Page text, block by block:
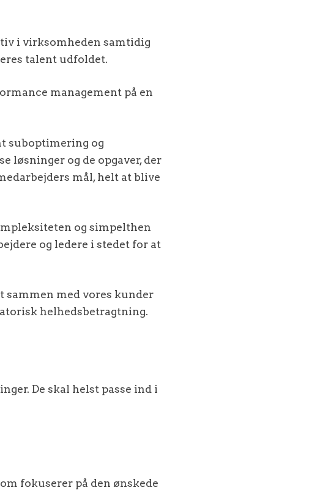
i virksomheden samtidig
talent udfoldet.
management på en
suboptimering og
løsninger og de opgaver, der
mål, helt at blive
og simpelthen
og ledere i stedet for at
sammen med vores kunder
helhedsbetragtning.
De skal helst passe ind i
fokuserer på den ønskede